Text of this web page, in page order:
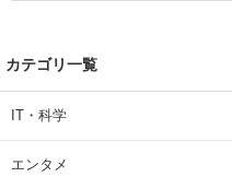
カテゴリ一覧
IT・科学
エンタメ